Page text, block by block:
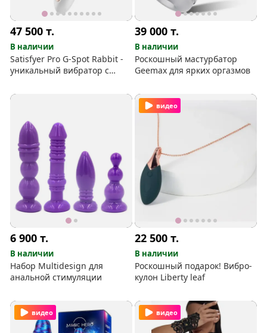
47 500т.
В наличии
Satisfyer Pro G-Spot Rabbit -
уникальный вибратор с
стимуляцией клитора
39 000т.
В наличии
Роскошный мастурбатор
Geemax для ярких оргазмов
6 900т.
В наличии
Набор Multidesign для
анальной стимуляции
видео
22 500т.
В наличии
Роскошный подарок! Вибро-
кулон Liberty leaf
видео видео